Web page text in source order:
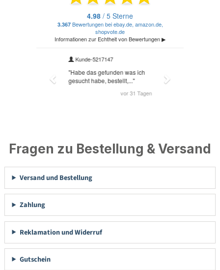
Fragen zu Bestellung & Versand
Versand und Bestellung
Zahlung
Reklamation und Widerruf
Gutschein